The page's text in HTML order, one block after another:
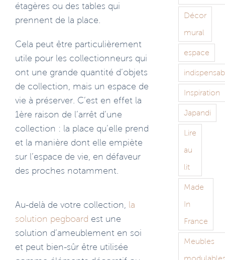
étagères ou des tables qui
prennent de la place.
Cela peut être particulièrement
utile pour les collectionneurs qui
ont une grande quantité d’objets
de collection, mais un espace de
vie à préserver. C’est en effet la
1ère raison de l’arrêt d’une
collection : la place qu’elle prend
et la manière dont elle empiète
sur l’espace de vie, en défaveur
des proches notamment.
Au-delà de votre collection, la
solution pegboard est une
solution d’ameublement en soi
et peut bien-sûr être utilisée
Décor
mural
espace
Inspiration
Japandi
Lire
au
lit
Made
In
France
Meubles